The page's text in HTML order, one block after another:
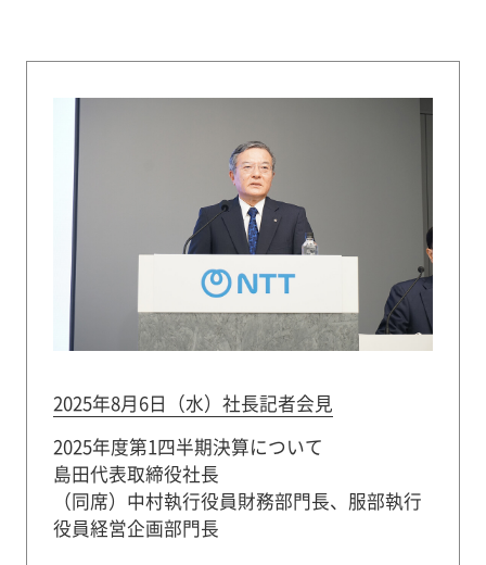
2025年8月6日（水）社長記者会見
2025年度第1四半期決算について
島田代表取締役社長
（同席）中村執行役員財務部門長、服部執行
役員経営企画部門長